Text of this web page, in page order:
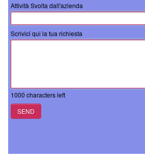
Attività Svolta dall'azienda
Scrivici qui la tua richiesta
1000 characters left
SEND